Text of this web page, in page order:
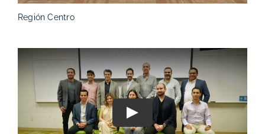
Región Centro
Play